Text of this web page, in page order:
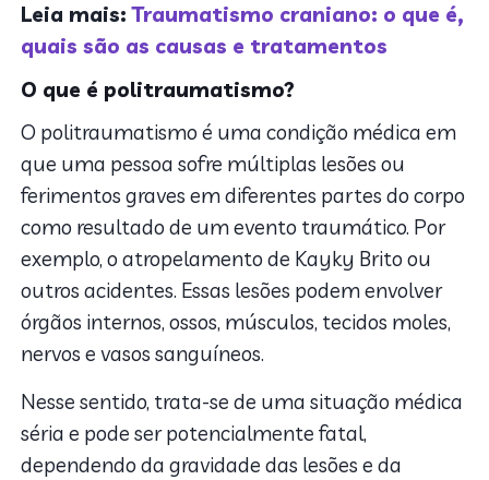
Leia mais:Traumatismo craniano: o que é,
quais são as causas e tratamentos
O que é politraumatismo?
O politraumatismo é uma condição médica em
que uma pessoa sofre múltiplas lesões ou
ferimentos graves em diferentes partes do corpo
como resultado de um evento traumático. Por
exemplo, o atropelamento de Kayky Brito ou
outros acidentes. Essas lesões podem envolver
órgãos internos, ossos, músculos, tecidos moles,
nervos e vasos sanguíneos.
Nesse sentido, trata-se de uma situação médica
séria e pode ser potencialmente fatal,
dependendo da gravidade das lesões e da